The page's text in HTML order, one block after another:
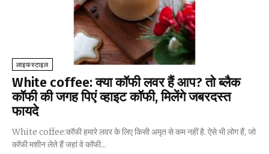
लाइफस्टाइल
White coffee: क्या कॉफी लवर हैं आप? तो ब्‍लैक
कॉफी की जगह पिएं व्‍हाइट कॉफी, मिलेंगे जबरदस्त
फायदे
White coffee:कॉफी हमारे लवर के लिए किसी अमृत से कम नहीं है. ऐसे भी लोग हैं, जो
कॉफी मशीन लेते हैं जहां वे कॉफी...